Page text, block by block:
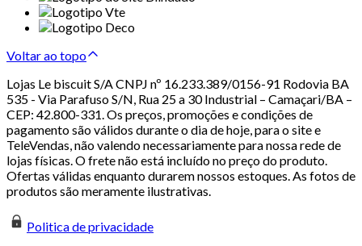
Voltar ao topo
Lojas Le biscuit S/A CNPJ nº 16.233.389/0156-91 Rodovia BA
535 - Via Parafuso S/N, Rua 25 a 30 Industrial – Camaçari/BA –
CEP: 42.800-331. Os preços, promoções e condições de
pagamento são válidos durante o dia de hoje, para o site e
TeleVendas, não valendo necessariamente para nossa rede de
lojas físicas. O frete não está incluído no preço do produto.
Ofertas válidas enquanto durarem nossos estoques. As fotos de
produtos são meramente ilustrativas.
Politica de privacidade